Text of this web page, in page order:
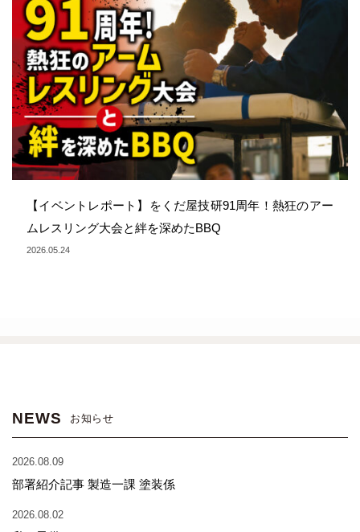
【イベントレポート】をくだ屋技研91周年！熱狂のアー
ムレスリング大会と絆を深めたBBQ
2026.05.24
NEWS お知らせ
2026.08.09
部署紹介記事 製造一課 塗装係
2026.08.02